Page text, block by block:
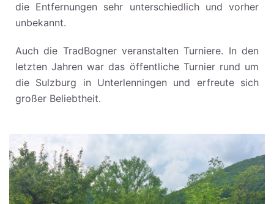
die Entfernungen sehr unterschiedlich und vorher
unbekannt.
Auch die TradBogner veranstalten Turniere. In den
letzten Jahren war das öffentliche Turnier rund um
die Sulzburg in Unterlenningen und erfreute sich
großer Beliebtheit.